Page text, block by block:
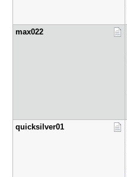
max022
quicksilve​r01